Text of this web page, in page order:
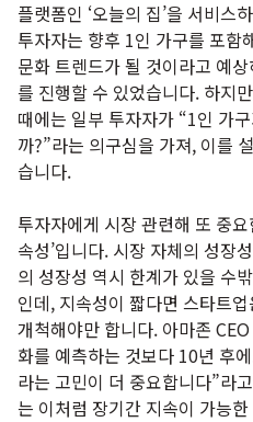
플랫폼인 ‘오늘의 집’을 서비스
투자자는 향후 1인 가구를 포함
문화 트렌드가 될 것이라고 예
를 진행할 수 있었습니다. 하지
때에는 일부 투자자가 “1인 가
까?”라는 의구심을 가져, 이를
습니다.
투자자에게 시장 관련해 또 중요
속성’입니다. 시장 자체의 성장
의 성장성 역시 한계가 있을 수
인데, 지속성이 짧다면 스타트
개척해야만 합니다. 아마존
화를 예측하는 것보다 10년 후
라는 고민이 더 중요합니다”라
는 이처럼 장기간 지속이 가능